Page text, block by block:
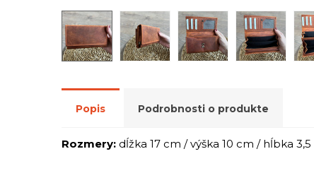
Popis Podrobnosti o produkte
Rozmery: dĺžka 17 cm / výška 10 cm / hĺbka